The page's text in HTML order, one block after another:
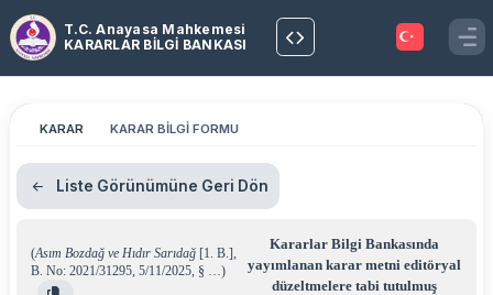
T.C. Anayasa Mahkemesi
KARARLAR BİLGİ BANKASI
KARAR KARAR BİLGİ FORMU
Liste Görünümüne Geri Dön
(Asım Bozdağ ve Hıdır Sarıdağ [1. B.],
B. No: 2021/31295, 5/11/2025, § …)
Kararlar Bilgi Bankasında
yayımlanan karar metni editöryal
düzeltmelere tabi tutulmuş